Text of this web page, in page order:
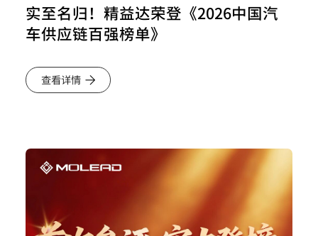
实至名归！精益达荣登《2026中国汽
车供应链百强榜单》
查看详情